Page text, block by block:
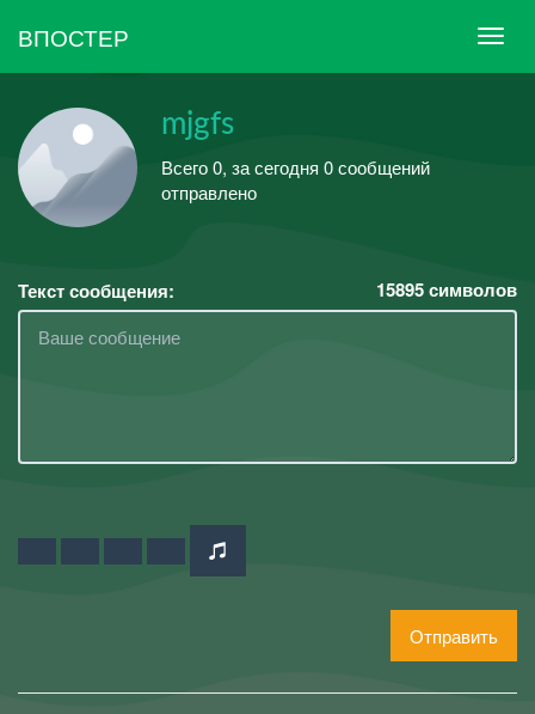
ВПОСТЕР
mjgfs
Всего 0, за сегодня 0 сообщений
отправлено
Текст сообщения: 15895символов
Отправить